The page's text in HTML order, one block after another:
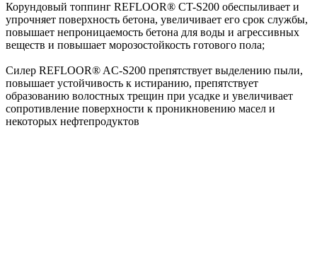
Корундовый топпинг REFLOOR® CT-S200 обеспыливает и
упрочняет поверхность бетона, увеличивает его срок службы,
повышает непроницаемость бетона для воды и агрессивных
веществ и повышает морозостойкость готового пола;
Силер REFLOOR® AC-S200 препятствует выделению пыли,
повышает устойчивость к истиранию, препятствует
образованию волостных трещин при усадке и увеличивает
сопротивление поверхности к проникновению масел и
некоторых нефтепродуктов